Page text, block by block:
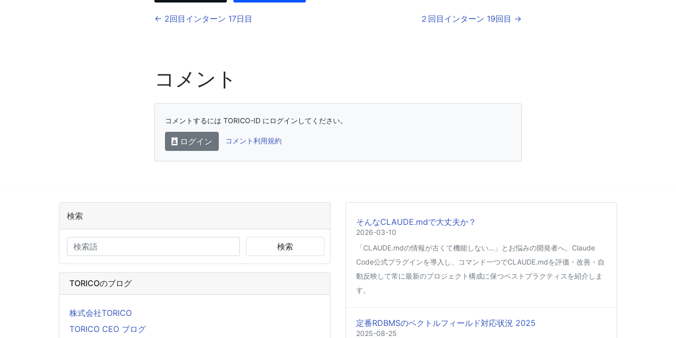
← 2回目インターン 17日目 ２回目インターン 19回目 →
コメント
コメントするには TORICO-ID にログインしてください。
ログイン コメント利用規約
検索
検索
TORICOのブログ
株式会社TORICO
TORICO CEO ブログ
そんなCLAUDE.mdで大丈夫か？
2026-03-10
「CLAUDE.mdの情報が古くて機能しない…」とお悩みの開発者へ。Claude
Code公式プラグインを導入し、コマンド一つでCLAUDE.mdを評価・改善・自
動反映して常に最新のプロジェクト構成に保つベストプラクティスを紹介しま
す。
定番RDBMSのベクトルフィールド対応状況 2025
2025-08-25